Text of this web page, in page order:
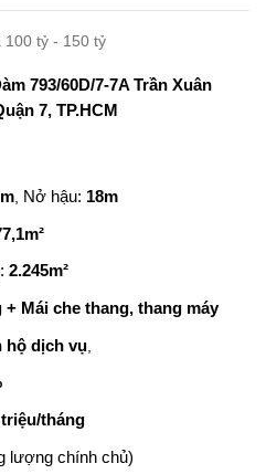
100 tỷ - 150 tỷ
793/60D/7-7A Trần Xuân
7, TP.HCM
Nở hậu: 18m
2.245m²
+ Mái che thang, thang máy
hộ dịch vụ
triệu/tháng
lượng chính chủ)